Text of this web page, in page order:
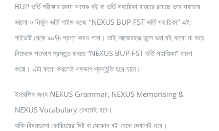
BUP ভর্তি পরীক্ষার জন্য অনেক বই বা ভর্তি সহায়িকা বাজারে রয়েছে তবে সবচেয়ে
ভালো ও নির্ভুল ভর্তি গাইড হচ্ছে “NEXUS BUP FST ভর্তি সহায়িকা” এই
গাইডটি থেকে ৯০% প্রশ্ন কমন পাবা। তাই আজেবাজে ভুলে ভরা বই ফলো না করে
নিজেকে শতভাগ প্রস্তুত করতে “NEXUS BUP FST ভর্তি সহায়িকা” ফলো
করো। এটা ফলো করলেই শতভাগ প্রস্তুতি হয়ে যাবে।
ইংরেজির জন্য NEXUS Grammar, NEXUS Memorising &
NEXUS Vocabulary দেখলেই হবে।
বাকি বিষয়গুলো কোচিংয়ের সিট বা যেকোন বই থেকে দেখলেই হবে।